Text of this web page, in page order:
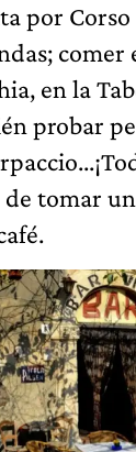
por
comer
en la
probar
tomar